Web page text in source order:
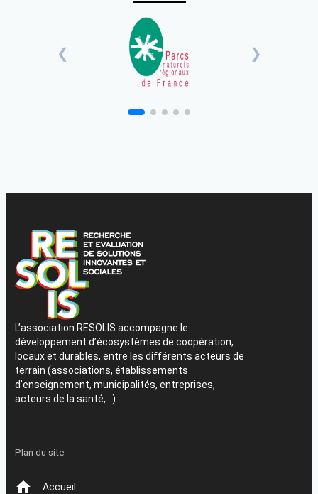
L’association RESOLIS accompagne le
développement d’écosystèmes de coopération,
locaux et durables, entre les différents acteurs de
terrain (associations, établissements
d’enseignement, municipalités, entreprises,
acteurs de la santé,…).
Plan du site
Accueil